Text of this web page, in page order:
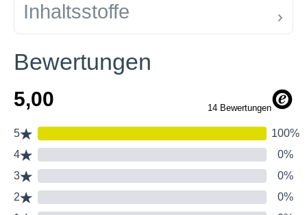
Inhaltsstoffe
Bewertungen